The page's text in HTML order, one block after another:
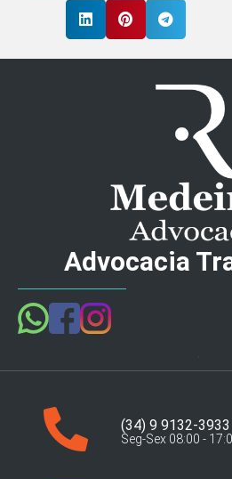
Advocacia
(34) 9 9132-3933
Seg-Sex 08:00 -